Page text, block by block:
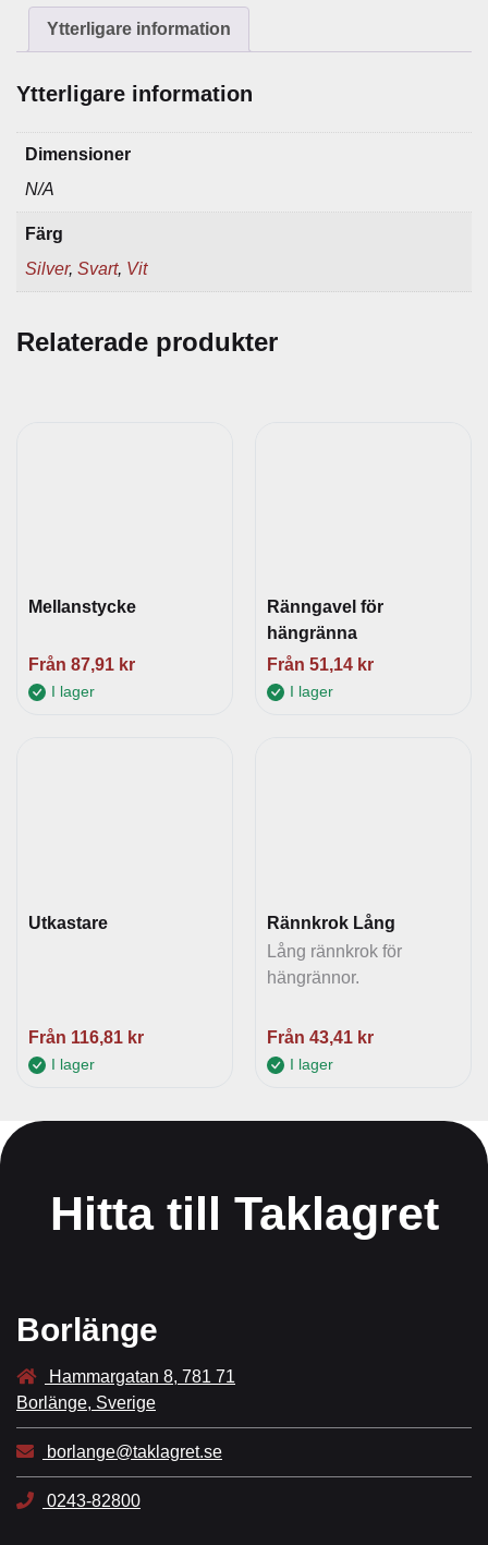
Ytterligare information
Ytterligare information
Dimensioner
N/A
Färg
Silver, Svart, Vit
Relaterade produkter
Mellanstycke
Från 87,91 kr
I lager
Ränngavel för
hängränna
Från 51,14 kr
I lager
Utkastare
Från 116,81 kr
I lager
Rännkrok Lång
Lång rännkrok för
hängrännor.
Från 43,41 kr
I lager
Hitta till Taklagret
Borlänge
Hammargatan 8, 781 71
Borlänge, Sverige
borlange@taklagret.se
0243-82800